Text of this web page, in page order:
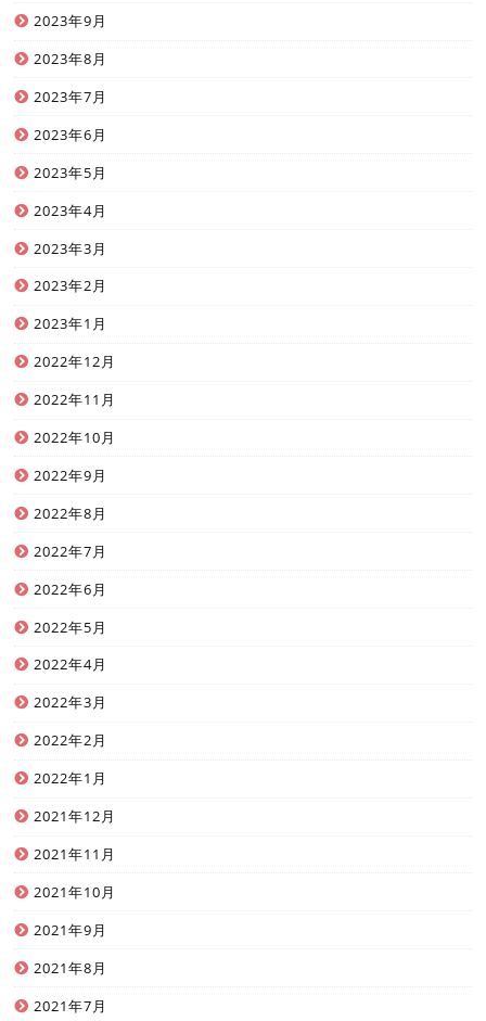
2023年9月
2023年8月
2023年7月
2023年6月
2023年5月
2023年4月
2023年3月
2023年2月
2023年1月
2022年12月
2022年11月
2022年10月
2022年9月
2022年8月
2022年7月
2022年6月
2022年5月
2022年4月
2022年3月
2022年2月
2022年1月
2021年12月
2021年11月
2021年10月
2021年9月
2021年8月
2021年7月